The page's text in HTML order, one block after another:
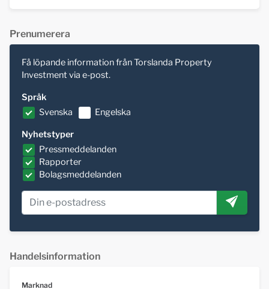
Prenumerera
Få löpande information från Torslanda Property
Investment via e-post.
Språk
Svenska
Engelska
Nyhetstyper
Pressmeddelanden
Rapporter
Bolagsmeddelanden
Handelsinformation
Marknad